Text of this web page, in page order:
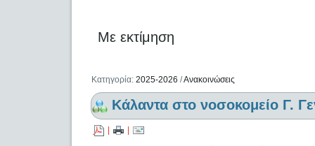
Με εκτίμηση
Κατηγορία:2025-2026 /Ανακοινώσεις
Κάλαντα στο νοσοκομείο Γ.
| |